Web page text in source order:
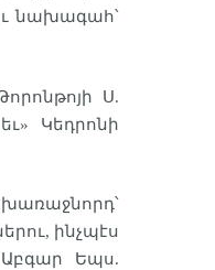
նախագահ՝
Ս.
Կեդրոնի
ինչպէս
Եպս.